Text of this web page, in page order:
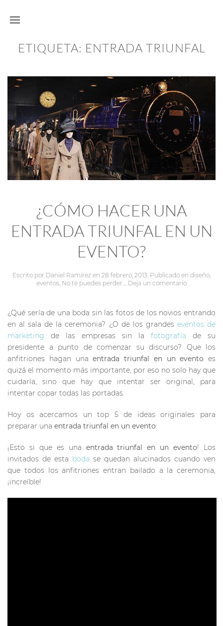
ETIQUETA: ENTRADA TRIUNFAL
¿CÓMO HACER UNA
ENTRADA TRIUNFAL EN UN
EVENTO?
Escrito por Daniel Ramírez en 28 febrero, 2013. Publicado en diseño,
eventos, No te puedes perder.... Deja un comentario
¿Qué sería de una boda sin las fotos de los novios entrando
en al sala de la ceremonia? ¿O de los grandes eventos de
marketing
de las empresas sin la fotografía de su
presidente a punto de comenzar su discurso? Que los
anfitriones hagan unaentrada triunfal en un evento es
quizá el momento más importante, por eso no solo hay que
cuidarla, sino que hay que intentar ser original, para
intentar copar todas las portadas.
Hoy os acercamos un top 5 de ideas originales para
preparar una entrada triunfal en un evento:
¡Esto si que es una entrada triunfal en un evento! Los
invitados de esta boda se quedan alucinados cuando ven
que todos los anfitriones entran bailado a la ceremonia,
¡increíble!